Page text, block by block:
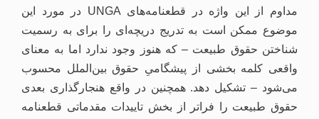
مداوم از این واژه در قطعنامه‌های UNGA در مورد این
موضوع ممکن است به تدریج دریچه‌ای را برای به رسمیت
شناختن حقوق طبیعت – که هنوز وجود ندارد اما به معنای
واقعی کلمه بخشی از پیشگامیِ حقوق بین‌الملل محسوب
می‌شود – تشکیل دهد. همچنین در واقع هنجارگذاری بعدی
حقوق طبیعت را فراتر از بخش تاییدات مقدماتی قطعنامه